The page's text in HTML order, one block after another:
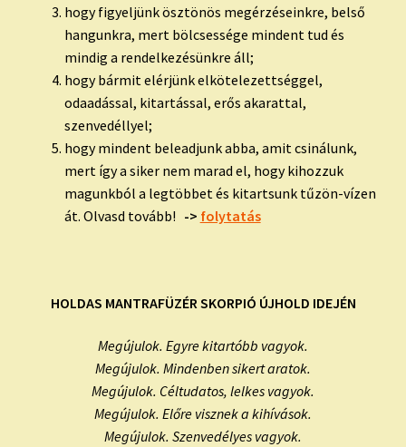
hogy figyeljünk ösztönös megérzéseinkre, belső
hangunkra, mert bölcsessége mindent tud és
mindig a rendelkezésünkre áll;
hogy bármit elérjünk elkötelezettséggel,
odaadással, kitartással, erős akarattal,
szenvedéllyel;
hogy mindent beleadjunk abba, amit csinálunk,
mert így a siker nem marad el, hogy kihozzuk
magunkból a legtöbbet és kitartsunk tűzön-vízen
át. Olvasd tovább! -> folytatás
HOLDAS MANTRAFÜZÉR SKORPIÓ ÚJHOLD IDEJÉN
Megújulok. Egyre kitartóbb vagyok.
Megújulok. Mindenben sikert aratok.
Megújulok. Céltudatos, lelkes vagyok.
Megújulok. Előre visznek a kihívások.
Megújulok. Szenvedélyes vagyok.